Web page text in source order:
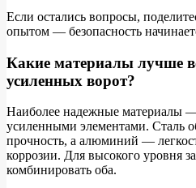
Если остались вопросы,
опытом — безопасность
Какие материалы лучше
усиленных ворот?
Наиболее надежные материалы
усиленными элементами. Сталь
прочность, а алюминий —
коррозии. Для высокого уровня
комбинировать оба.